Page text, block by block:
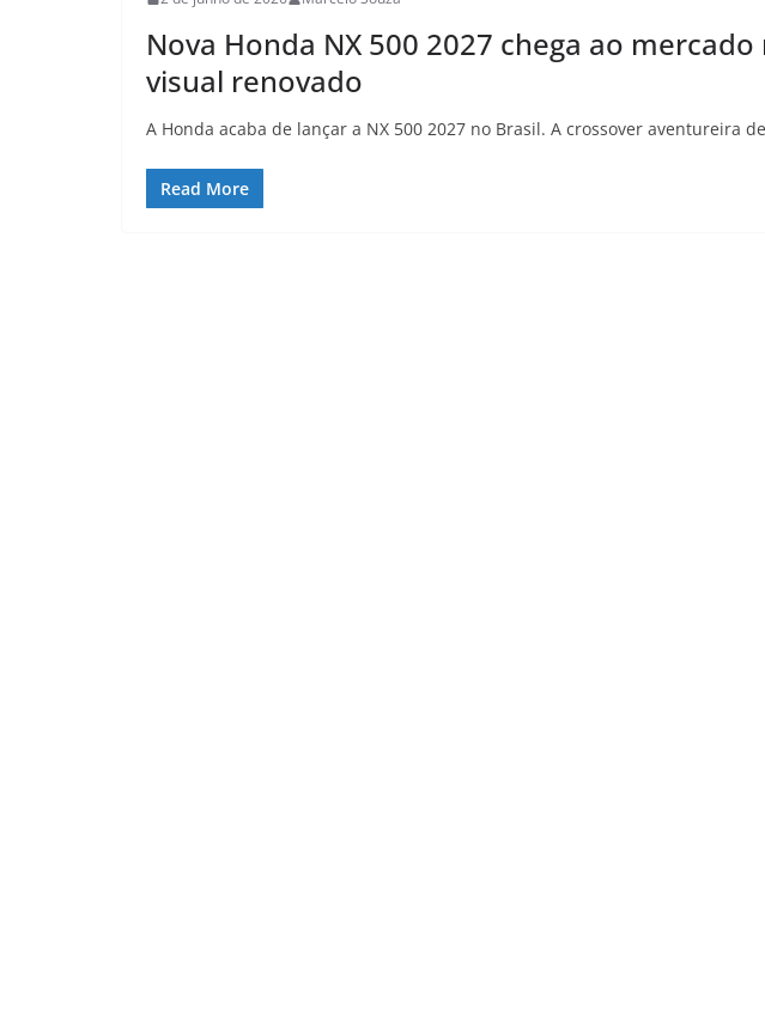
Nova Honda NX 500 2027 chega ao
visual renovado
A Honda acaba de lançar a NX 500 2027 no Brasil. A crossover aventureira
Read More